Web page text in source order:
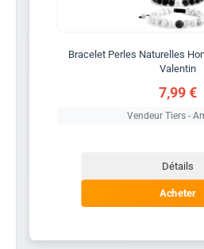
Bracelet Perles Naturelles
Valentin
7,99 €
Vendeur Tiers -
Détails
Acheter